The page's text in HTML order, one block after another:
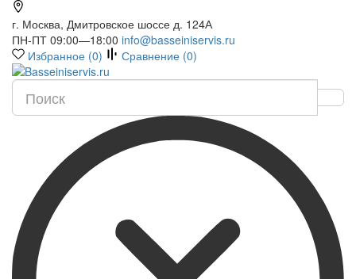
г. Москва, Дмитровское шоссе д. 124А
ПН-ПТ 09:00—18:00 info@basseiniservis.ru
Избранное (0) Сравнение (0)